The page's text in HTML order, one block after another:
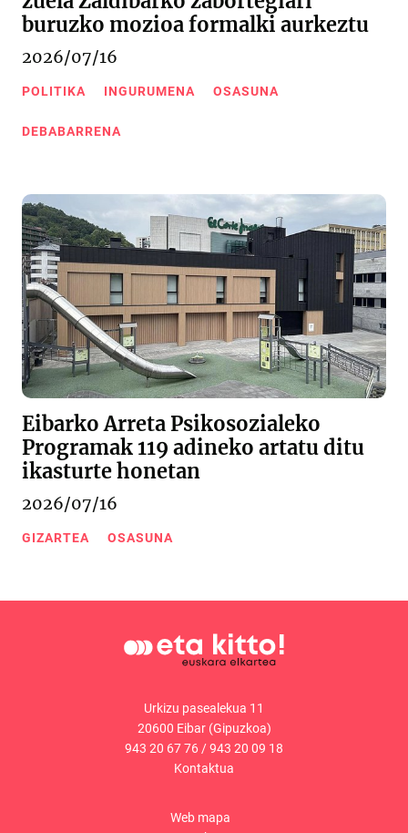
buruzko mozioa formalki aurkeztu
2026/07/16
POLITIKA INGURUMENA OSASUNA
DEBABARRENA
Eibarko Arreta Psikosozialeko
Programak 119 adineko artatu ditu
ikasturte honetan
2026/07/16
GIZARTEA OSASUNA
Urkizu pasealekua 11
20600 Eibar (Gipuzkoa)
943 20 67 76 /943 20 09 18
Kontaktua
Web mapa